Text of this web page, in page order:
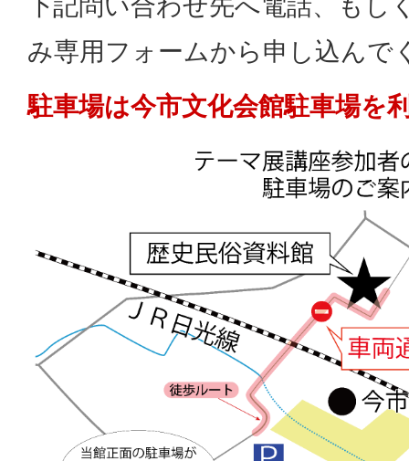
み専用フォームから申し込んで
駐車場は今市文化会館駐車場を